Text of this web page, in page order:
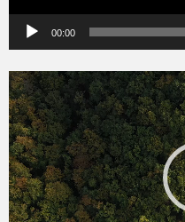
00:00
Videólejátszó